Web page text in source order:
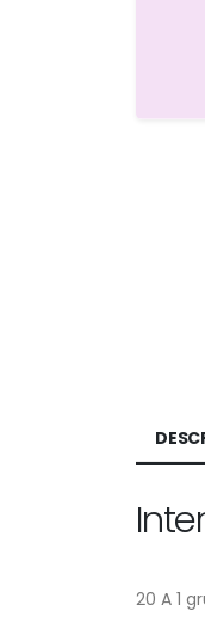
20 A 1